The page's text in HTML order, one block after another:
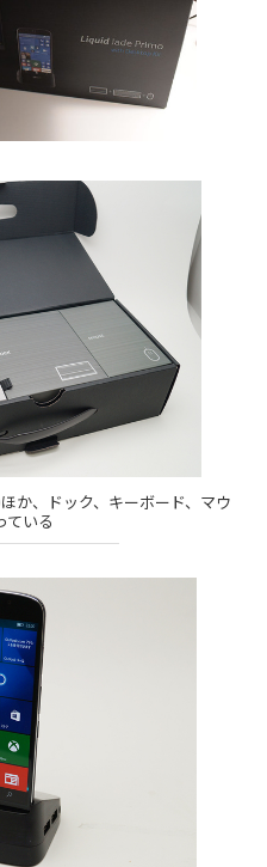
か、ドック、キーボード、マウ
ている